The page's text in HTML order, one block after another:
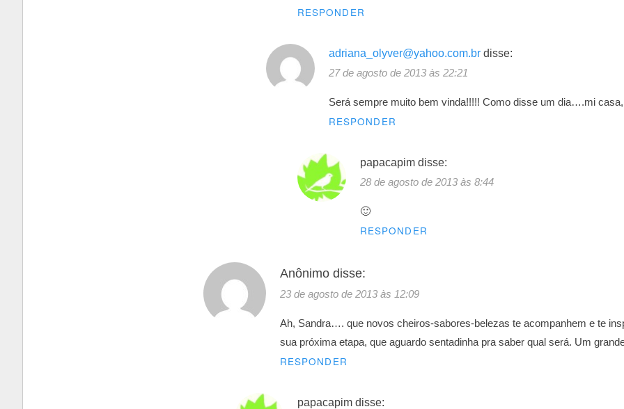
RESPONDER
adriana_olyver@yahoo.com.br disse:
27 de agosto de 2013 às 22:21
Será sempre muito bem vinda!!!!! Como disse um dia….mi
RESPONDER
papacapim disse:
28 de agosto de 2013 às 8:44
🙂
RESPONDER
Anônimo disse:
23 de agosto de 2013 às 12:09
Ah, Sandra…. que novos cheiros-sabores-belezas te acompanhem e te
sua próxima etapa, que aguardo sentadinha pra saber qual será. Um
RESPONDER
papacapim disse: